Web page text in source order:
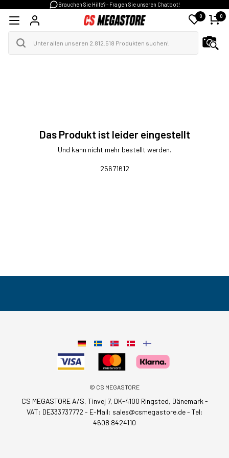
Brauchen Sie Hilfe? - Fragen Sie unseren Chatbot!
0 0
Das Produkt ist leider eingestellt
Und kann nicht mehr bestellt werden.
25671612
© CS MEGASTORE
CS MEGASTORE A/S, Tinvej 7, DK-4100 Ringsted, Dänemark -
VAT: DE333737772 - E-Mail: sales@csmegastore.de- Tel:
4608 8424110